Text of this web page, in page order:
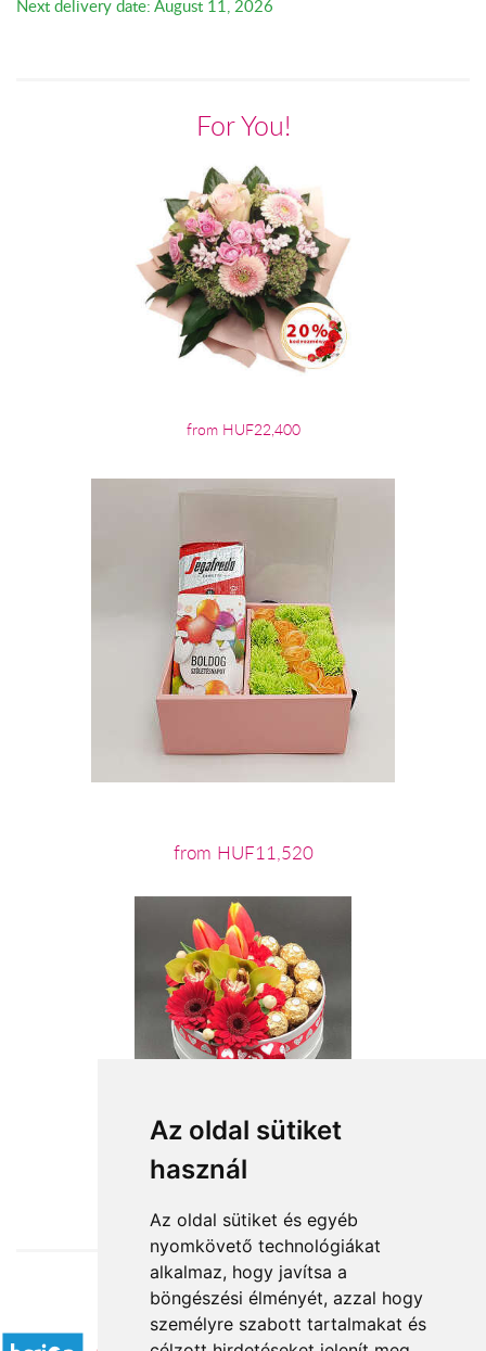
Az oldal sütiket
használ
Az oldal sütiket és egyéb
nyomkövető technológiákat
alkalmaz, hogy javítsa a
böngészési élményét, azzal hogy
személyre szabott tartalmakat és
Next delivery date: August 11, 2026
For You!
from HUF22,400
from HUF11,520
from HUF28,400
Accepted payment methods